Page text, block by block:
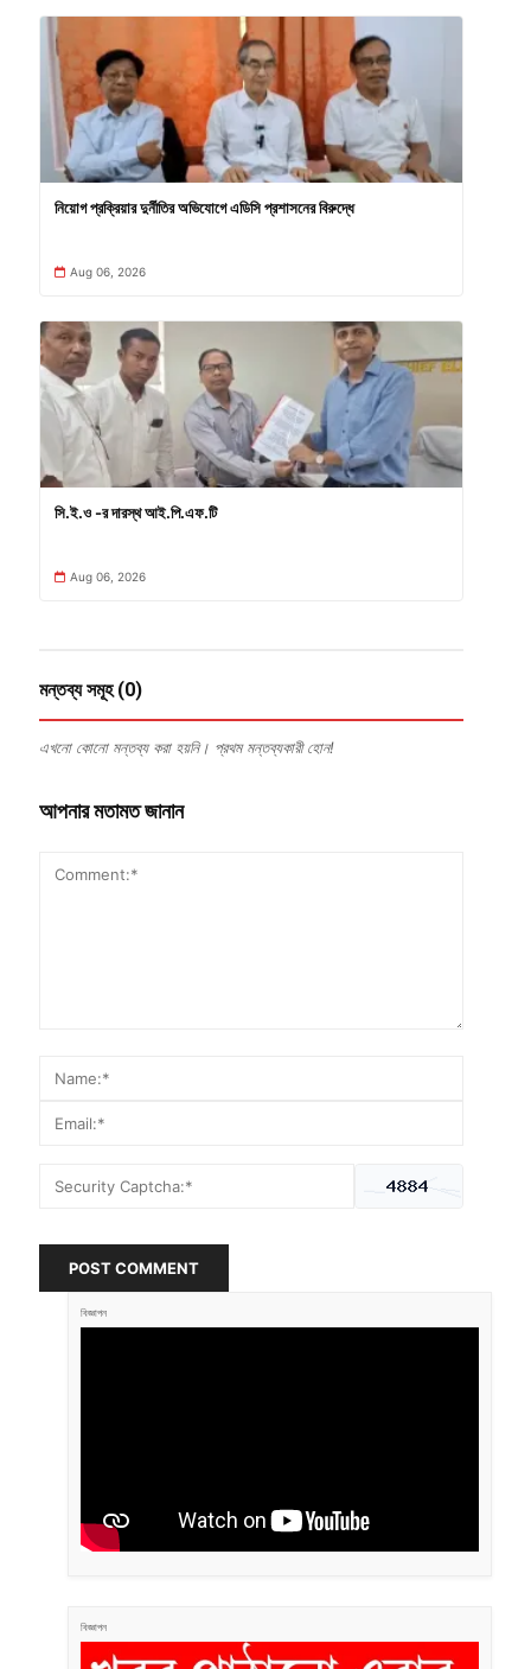
নিয়োগ প্রক্রিয়ার দুর্নীতির অভিযোগে এডিসি প্রশাসনের বিরুদ্ধে
Aug 06, 2026
সি.ই.ও -র দারস্থ আই.পি.এফ.টি
Aug 06, 2026
মন্তব্য সমূহ (0)
এখনো কোনো মন্তব্য করা হয়নি। প্রথম মন্তব্যকারী হোন!
আপনার মতামত জানান
POST COMMENT
বিজ্ঞাপন
বিজ্ঞাপন